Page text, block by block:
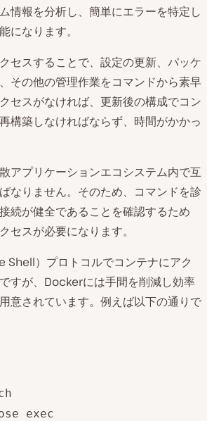
情報を分析し、簡単にエラーを特定し
になります。
セスすることで、設定の更新、パッケ
その他の管理作業をコマンドから素早
セスがなければ、更新後の構成でコン
構築しなければならず、時間がかかっ
アプリケーションエコシステム内で互
なりません。そのため、コマンドを診
続が健全であることを確認するため
セスが必要になります。
Shell）プロトコルでコンテナにアク
すが、Dockerには手間を削減し効率
意されています。例えば以下の通りで
exec